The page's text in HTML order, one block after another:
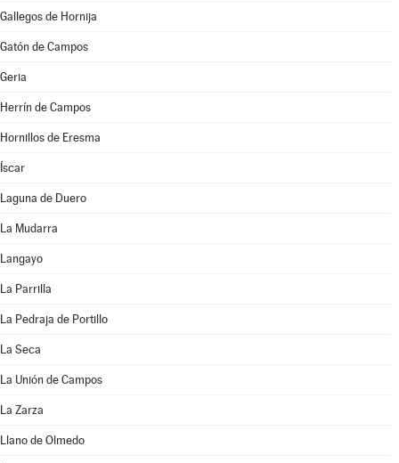
Gallegos de Hornija
Gatón de Campos
Geria
Herrín de Campos
Hornillos de Eresma
Íscar
Laguna de Duero
La Mudarra
Langayo
La Parrilla
La Pedraja de Portillo
La Seca
La Unión de Campos
La Zarza
Llano de Olmedo